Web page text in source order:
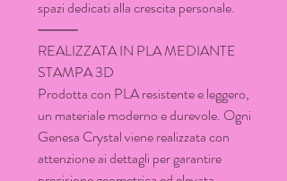
spazi dedicati alla crescita personale.
⸻
REALIZZATA IN PLA MEDIANTE
STAMPA 3D
Prodotta con PLA resistente e leggero,
un materiale moderno e durevole. Ogni
Genesa Crystal viene realizzata con
attenzione ai dettagli per garantire